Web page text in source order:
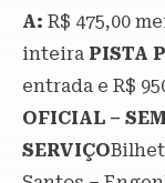
A: R$ 475,00
inteira PISTA
entrada e R$
OFICIAL –
SERVIÇO